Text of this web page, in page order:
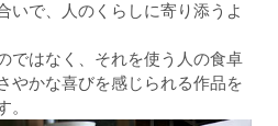
いで、人のくらしに寄り添うよ
ではなく、それを使う人の食卓
やかな喜びを感じられる作品を
。